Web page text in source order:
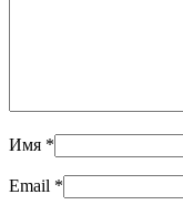
Имя *
Email *